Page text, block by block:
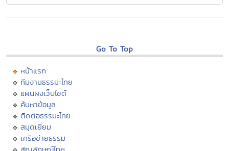
Go To Top
หน้าแรก
ทีมงานธรรมะไทย
แผนผังเว็บไซต์
ค้นหาข้อมูล
ติดต่อธรรมะไทย
สมุดเยี่ยม
เครือข่ายธรรมะ